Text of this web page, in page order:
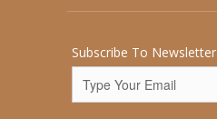
Subscribe To Newsletter